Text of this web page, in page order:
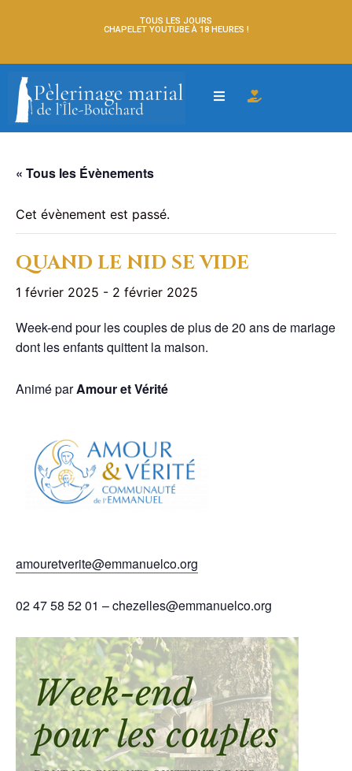
TOUS LES JOURS
CHAPELET YOUTUBE À 18 HEURES !
« Tous les Évènements
Cet évènement est passé.
QUAND LE NID SE VIDE
1 février 2025 - 2 février 2025
Week-end pour les couples de plus de 20 ans de mariage
dont les enfants quittent la maison.
Animé parAmour et Vérité
amouretverite@emmanuelco.org
02 47 58 52 01 – chezelles@emmanuelco.org